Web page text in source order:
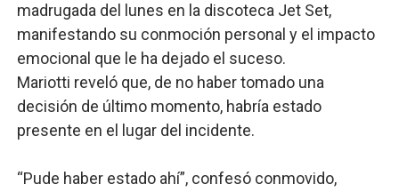
madrugada del lunes en la discoteca Jet Set,
manifestando su conmoción personal y el impacto
emocional que le ha dejado el suceso.
Mariotti reveló que, de no haber tomado una
decisión de último momento, habría estado
presente en el lugar del incidente.
“Pude haber estado ahí”, confesó conmovido,